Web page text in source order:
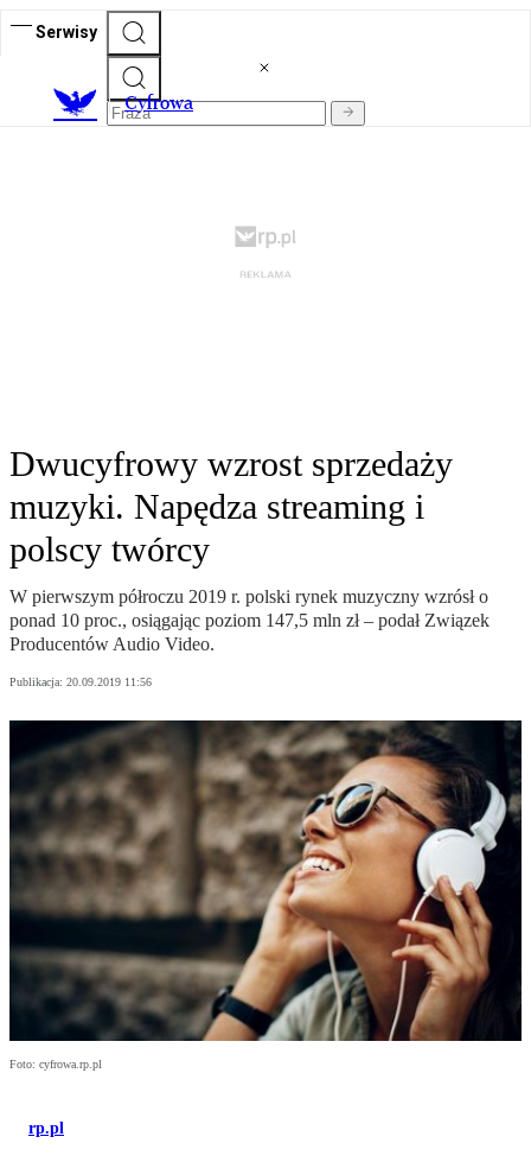
Serwisy
Cyfrowa
Dwucyfrowy wzrost sprzedaży
muzyki. Napędza streaming i
polscy twórcy
W pierwszym półroczu 2019 r. polski rynek muzyczny wzrósł o
ponad 10 proc., osiągając poziom 147,5 mln zł – podał Związek
Producentów Audio Video.
Publikacja: 20.09.2019 11:56
Foto: cyfrowa.rp.pl
rp.pl